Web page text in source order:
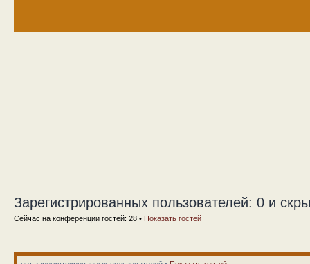
Зарегистрированных пользователей: 0 и
Сейчас на конференции гостей: 28 • Показать гостей